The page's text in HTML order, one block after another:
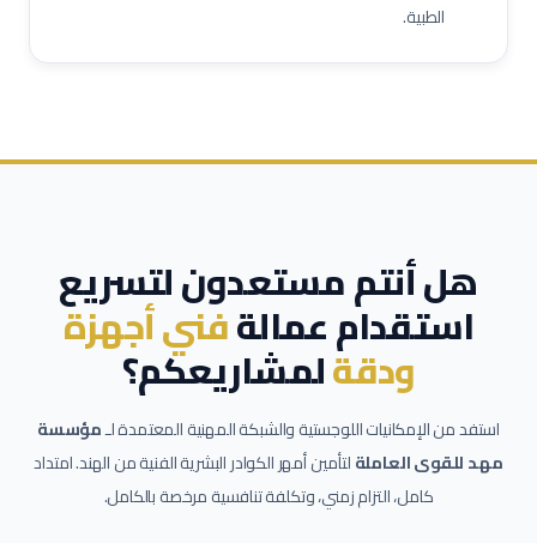
الطبية.
هل أنتم مستعدون لتسريع
استقدام عمالةفني أجهزة
ودقةلمشاريعكم؟
استفد من الإمكانيات اللوجستية والشبكة المهنية المعتمدة لـمؤسسة
مهد للقوى العاملةلتأمين أمهر الكوادر البشرية الفنية من الهند. امتداد
كامل، التزام زمني، وتكلفة تنافسية مرخصة بالكامل.